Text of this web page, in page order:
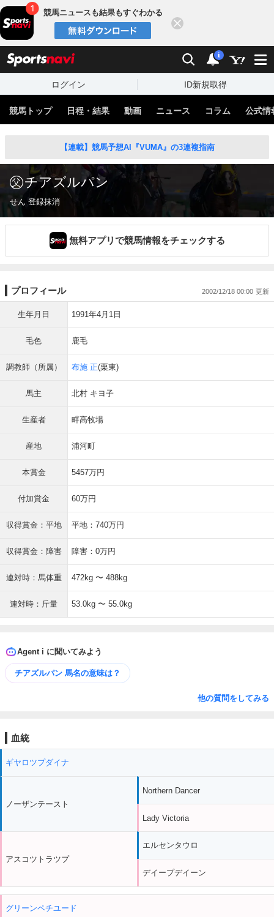
競馬ニュースも結果もすぐわかる
検索 通知
i
ログイン ID新規取得
競馬トップ 日程・結果 動画 ニュース コラム 公式情
【連載】競馬予想AI『VUMA』の3連複指南
チアズルパン
せん 登録抹消
無料アプリで競馬情報をチェックする
プロフィール 2002/12/18 00:00
生年月日 1991年4月1日
毛色 鹿毛
調教師（所属） 布施 正(栗東)
馬主 北村 キヨ子
生産者 畔高牧場
産地 浦河町
本賞金 5457万円
付加賞金 60万円
収得賞金：平地 平地：740万円
収得賞金：障害 障害：0万円
連対時：馬体重 472kg 〜 488kg
連対時：斤量 53.0kg 〜 55.0kg
Agent i に聞いてみよう
チアズルパン 馬名の意味は？
他の質問をしてみる
血統
ギヤロツプダイナ
ノーザンテースト
アスコツトラツプ
Northern Dancer
Lady Victoria
エルセンタウロ
デイープデイーン
グリーンペチユード